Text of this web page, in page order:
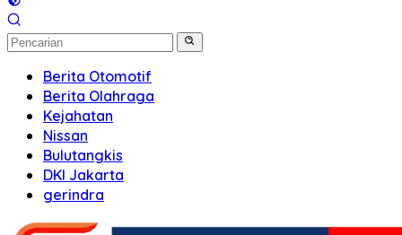
Berita Otomotif
Berita Olahraga
Kejahatan
Nissan
Bulutangkis
DKI Jakarta
gerindra